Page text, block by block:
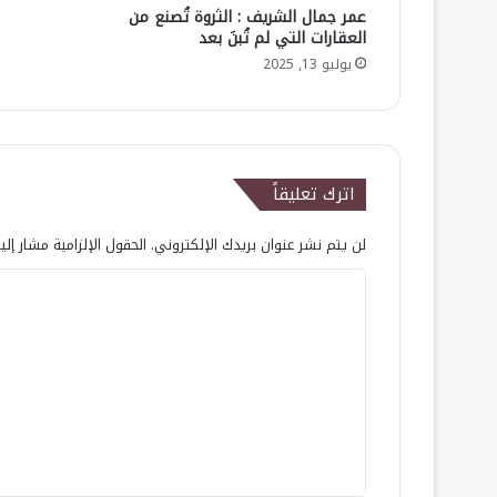
عمر جمال الشريف : الثروة تُصنع من
العقارات التي لم تُبنَ بعد
يوليو 13, 2025
اترك تعليقاً
لن يتم نشر عنوان بريدك الإلكتروني. الحقول الإلزامية مشار